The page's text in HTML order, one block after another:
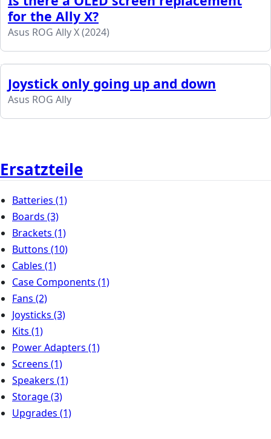
for the Ally X?
Asus ROG Ally X (2024)
Joystick only going up and down
Asus ROG Ally
Ersatzteile
Batteries (1)
Boards (3)
Brackets (1)
Buttons (10)
Cables (1)
Case Components (1)
Fans (2)
Joysticks (3)
Kits (1)
Power Adapters (1)
Screens (1)
Speakers (1)
Storage(3)
Upgrades (1)